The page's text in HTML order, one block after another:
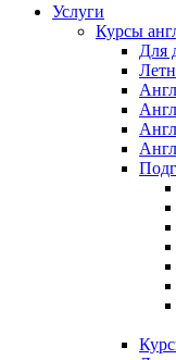
Услуги
Курсы
Для